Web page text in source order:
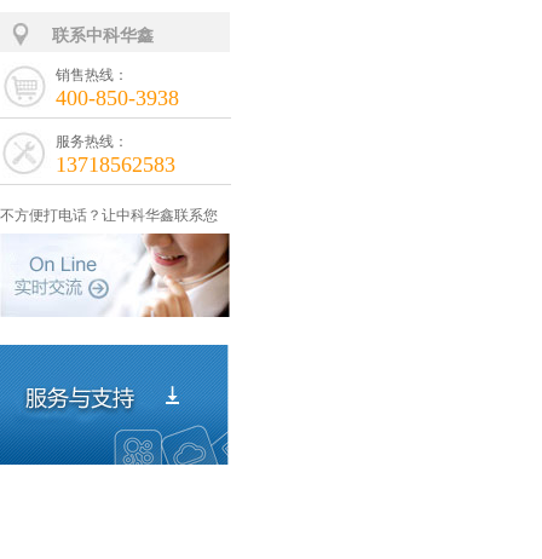
联系中科华鑫
销售热线：
400-850-3938
服务热线：
13718562583
不方便打电话？让中科华鑫联系您